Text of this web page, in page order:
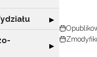
Rozwiń sekcję
▶
Rozwiń sekcję
▶